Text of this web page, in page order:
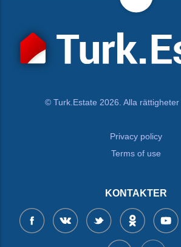
© Turk.Estate 2026. Alla
Privacy policy
Terms of use
KONTAKTER